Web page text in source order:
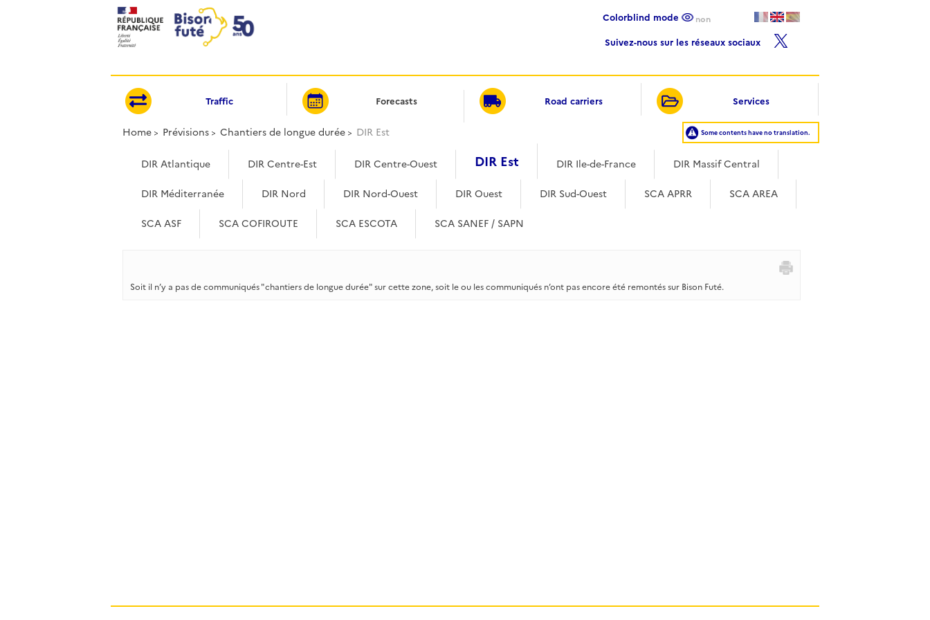
Colorblind mode non
Suivez-nous sur les réseaux sociaux
Traffic Forecasts Road carriers Services
Some contents have no translation.
Home Prévisions Chantiers de longue durée DIR Est
DIR Atlantique DIR Centre-Est DIR Centre-Ouest DIR Est DIR Ile-de-France DIR Massif Central
DIR Méditerranée DIR Nord DIR Nord-Ouest DIR Ouest DIR Sud-Ouest SCA APRR SCA AREA
SCA ASF SCA COFIROUTE SCA ESCOTA SCA SANEF / SAPN
Soit il n’y a pas de communiqués "chantiers de longue durée" sur cette zone, soit le ou les communiqués n’ont pas encore été remontés sur Bison Futé.